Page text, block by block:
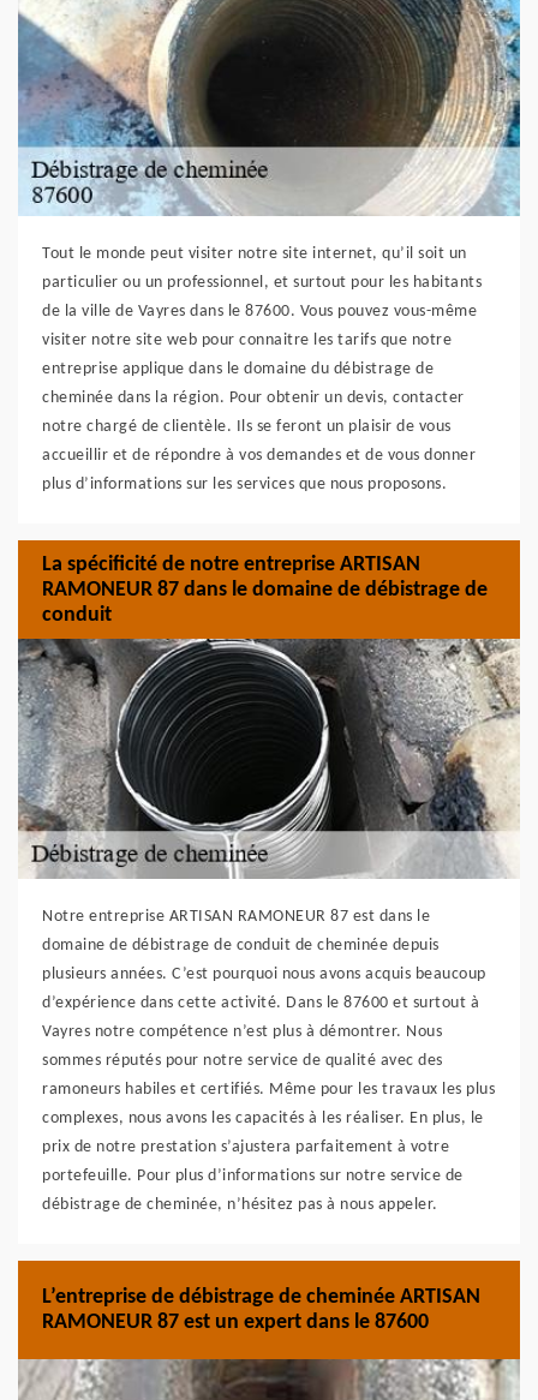
Tout le monde peut visiter notre site internet, qu’il soit un
particulier ou un professionnel, et surtout pour les habitants
de la ville de Vayres dans le 87600. Vous pouvez vous-même
visiter notre site web pour connaitre les tarifs que notre
entreprise applique dans le domaine du débistrage de
cheminée dans la région. Pour obtenir un devis, contacter
notre chargé de clientèle. Ils se feront un plaisir de vous
accueillir et de répondre à vos demandes et de vous donner
plus d’informations sur les services que nous proposons.
La spécificité de notre entreprise ARTISAN
RAMONEUR 87 dans le domaine de débistrage de
conduit
Notre entreprise ARTISAN RAMONEUR 87 est dans le
domaine de débistrage de conduit de cheminée depuis
plusieurs années. C’est pourquoi nous avons acquis beaucoup
d’expérience dans cette activité. Dans le 87600 et surtout à
Vayres notre compétence n’est plus à démontrer. Nous
sommes réputés pour notre service de qualité avec des
ramoneurs habiles et certifiés. Même pour les travaux les plus
complexes, nous avons les capacités à les réaliser. En plus, le
prix de notre prestation s’ajustera parfaitement à votre
portefeuille. Pour plus d’informations sur notre service de
débistrage de cheminée, n’hésitez pas à nous appeler.
L’entreprise de débistrage de cheminée ARTISAN
RAMONEUR 87 est un expert dans le 87600